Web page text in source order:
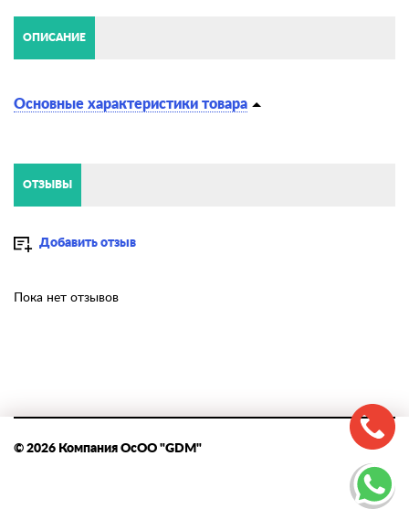
ОПИСАНИЕ
Основные характеристики товара
ОТЗЫВЫ
Добавить отзыв
Пока нет отзывов
© 2026 Компания ОсОО "GDM"